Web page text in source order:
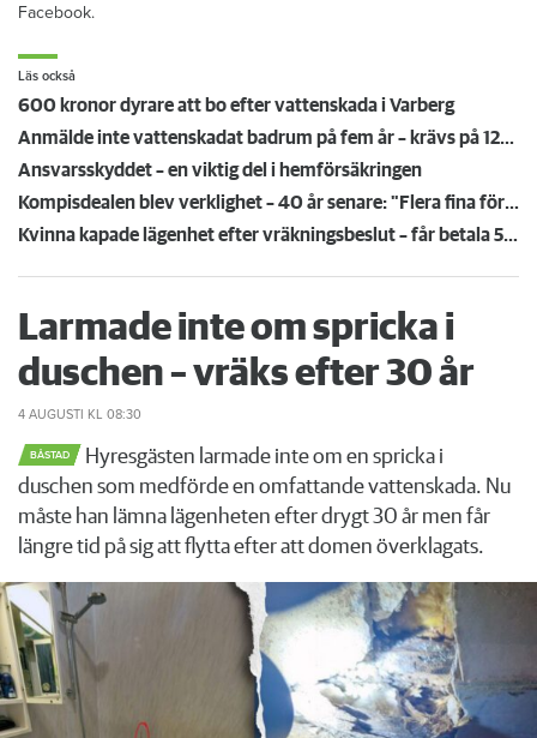
Facebook.
Läs också
600 kronor dyrare att bo efter vattenskada i Varberg
Anmälde inte vattenskadat badrum på fem år – krävs på 125 000 kronor
Ansvarsskyddet – en viktig del i hemförsäkringen
Kompisdealen blev verklighet – 40 år senare: "Flera fina fördelar med att dela bostad"
Kvinna kapade lägenhet efter vräkningsbeslut – får betala 50 000
Larmade inte om spricka i
duschen – vräks efter 30 år
4 AUGUSTI KL 08:30
BÅSTAD
Hyresgästen larmade inte om en spricka i
duschen som medförde en omfattande vattenskada. Nu
måste han lämna lägenheten efter drygt 30 år men får
längre tid på sig att flytta efter att domen överklagats.